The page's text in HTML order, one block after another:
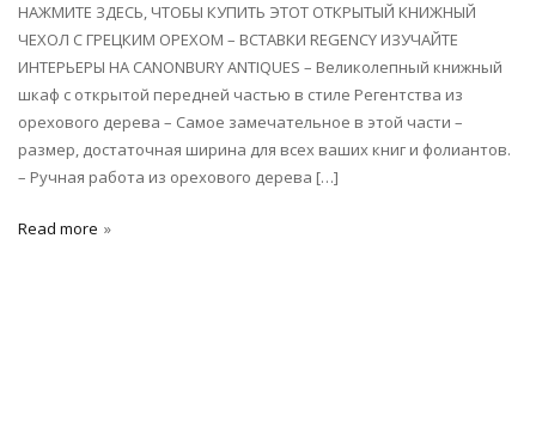
НАЖМИТЕ ЗДЕСЬ, ЧТОБЫ КУПИТЬ ЭТОТ ОТКРЫТЫЙ КНИЖНЫЙ
ЧЕХОЛ С ГРЕЦКИМ ОРЕХОМ – ВСТАВКИ REGENCY ИЗУЧАЙТЕ
ИНТЕРЬЕРЫ НА CANONBURY ANTIQUES – Великолепный книжный
шкаф с открытой передней частью в стиле Регентства из
орехового дерева – Самое замечательное в этой части –
размер, достаточная ширина для всех ваших книг и фолиантов.
– Ручная работа из орехового дерева […]
Read more